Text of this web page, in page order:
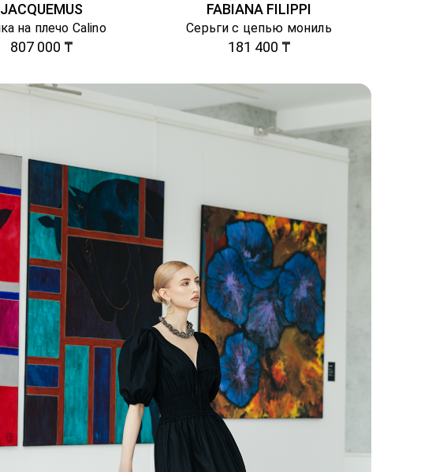
JACQUEMUS
на плечо Calino
807 000 ₸
FABIANA FILIPPI
Серьги с цепью мониль
181 400 ₸